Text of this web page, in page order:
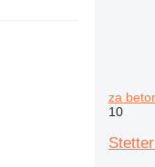
za
10